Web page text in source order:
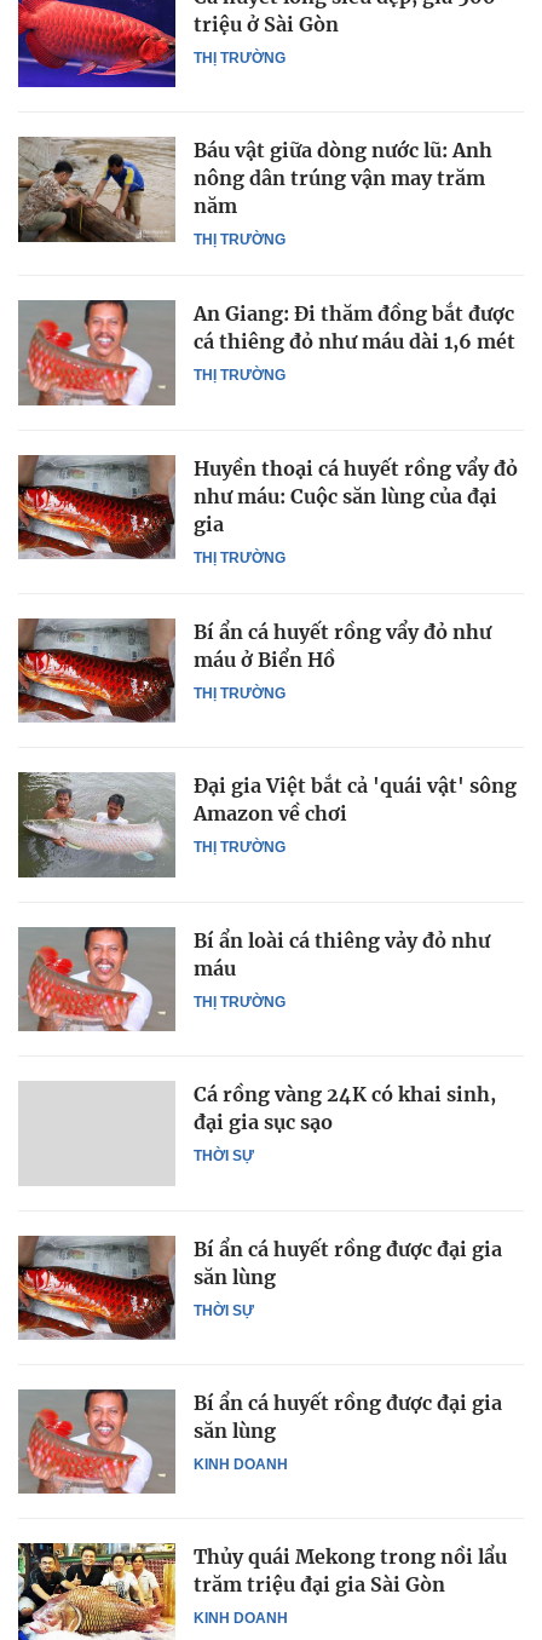
THỊ TRƯỜNG
triệu ở Sài Gòn
THỊ TRƯỜNG
Báu vật giữa dòng nước lũ: Anh
nông dân trúng vận may trăm
năm
THỊ TRƯỜNG
An Giang: Đi thăm đồng bắt được
cá thiêng đỏ như máu dài 1,6 mét
THỊ TRƯỜNG
Huyền thoại cá huyết rồng vẩy đỏ
như máu: Cuộc săn lùng của đại
gia
THỊ TRƯỜNG
Bí ẩn cá huyết rồng vẩy đỏ như
máu ở Biển Hồ
THỊ TRƯỜNG
Đại gia Việt bắt cả 'quái vật' sông
Amazon về chơi
THỊ TRƯỜNG
Bí ẩn loài cá thiêng vảy đỏ như
máu
THỜI SỰ
Cá rồng vàng 24K có khai sinh,
đại gia sục sạo
THỜI SỰ
Bí ẩn cá huyết rồng được đại gia
săn lùng
KINH DOANH
Bí ẩn cá huyết rồng được đại gia
săn lùng
KINH DOANH
Thủy quái Mekong trong nồi lẩu
trăm triệu đại gia Sài Gòn